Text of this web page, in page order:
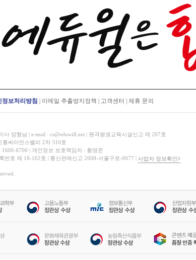
정보처리방침 이메일 추출방지정책 고객센터 제휴 문의
양형남 | e-mail : cs@eduwill.net | 원격평생교육시설신고 제 207호
싸이언스밸리 2차 310호
6700 | 개인정보 보호책임자 : 황영준
번호 제 18-102호 | 통신판매신고 2008-서울구로-0077 | 사업자 정보확인